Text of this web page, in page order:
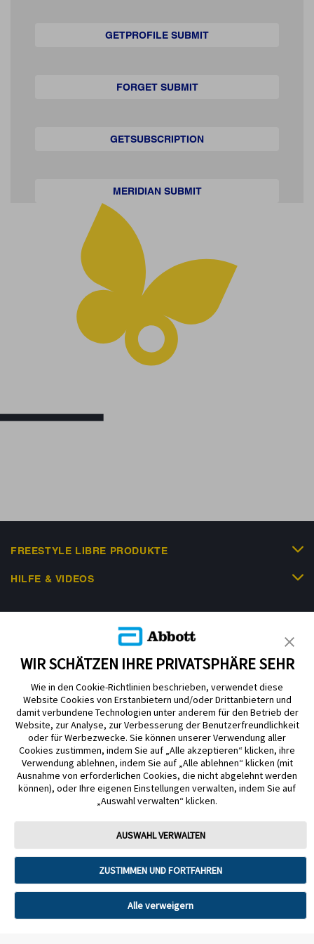
GETPROFILE SUBMIT
FORGET SUBMIT
GETSUBSCRIPTION
MERIDIAN SUBMIT
FREESTYLE LIBRE PRODUKTE
HILFE & VIDEOS
Impressum Nutzungsbedingungen
Datenschutzerklärung
Cookie Richtlinie
Barrierefreiheitserklärung
Mitteilung zur Datenverordnung
Cookie-Präferenzen
Copyright © 2026 Abbott. Alle Rechte vorbehalten. Libre, das
Farbe Gelb sowie sämtliche damit zusammenhängende Marken und/oder
Designs sind das geistige Eigentum der Abbott Unternehmensgruppe in
Tandem Diabetes Care, Inc. Alle Rechte vorbehalten. Tandem Diabetes
Care, die Tandem Logos, Control-IQ, Control-IQ+, t:slim X2, t:slim, Tandem
t:slim Mobile App und Tandem Source sind eingetragene Marken oder
Marken von Tandem Diabetes Care, Inc. in den USA und/oder anderen
WIR SCHÄTZEN IHRE PRIVATSPHÄRE SEHR
Wie in den Cookie-Richtlinien beschrieben, verwendet diese
Website Cookies von Erstanbietern und/oder Drittanbietern und
damit verbundene Technologien unter anderem für den Betrieb der
Website, zur Analyse, zur Verbesserung der Benutzerfreundlichkeit
oder für Werbezwecke. Sie können unserer Verwendung aller
Cookies zustimmen, indem Sie auf „Alle akzeptieren“ klicken, ihre
Verwendung ablehnen, indem Sie auf „Alle ablehnen“ klicken (mit
Ausnahme von erforderlichen Cookies, die nicht abgelehnt werden
können), oder Ihre eigenen Einstellungen verwalten, indem Sie auf
„Auswahl verwalten“ klicken.
AUSWAHL VERWALTEN
ZUSTIMMEN UND FORTFAHREN
Alle verweigern